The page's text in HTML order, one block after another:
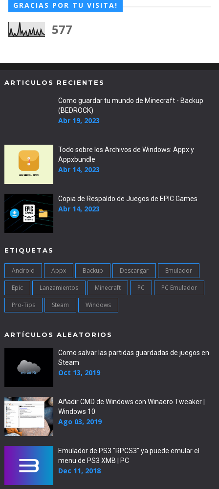
GRACIAS POR TU VISITA!
577
ARTICULOS RECIENTES
Como guardar tu mundo de Minecraft - Backup
(BEDROCK)
Abr 19, 2023
Todo sobre los Archivos de Windows: Appx y
Appxbundle
Abr 14, 2023
Copia de Respaldo de Juegos de EPIC Games
Abr 14, 2023
ETIQUETAS
Android Appx Backup Descargar Emulador
Epic Lanzamientos Minecraft PC PC Emulador
Pro-Tips Steam Windows
ARTÍCULOS ALEATORIOS
Como salvar las partidas guardadas de juegos en
Steam
Oct 13, 2019
Añadir CMD de Windows con Winaero Tweaker |
Windows 10
Ago 03, 2019
Emulador de PS3 "RPCS3" ya puede emular el
menu de PS3 XMB | PC
Dec 11, 2018